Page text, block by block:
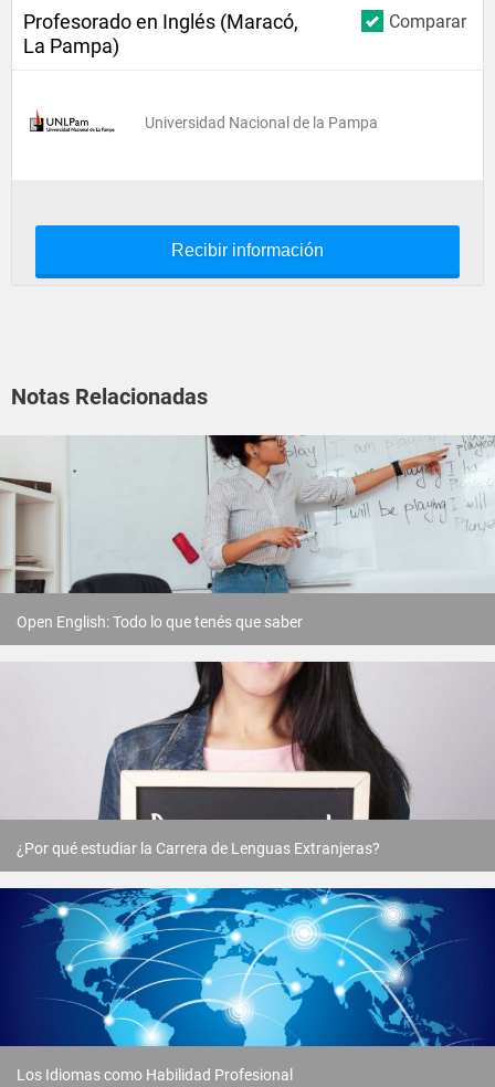
Comparar
Profesorado en Inglés (Maracó,
La Pampa)
Universidad Nacional de la Pampa
Recibir información
Notas Relacionadas
Open English: Todo lo que tenés que saber
¿Por qué estudiar la Carrera de Lenguas Extranjeras?
Los Idiomas como Habilidad Profesional